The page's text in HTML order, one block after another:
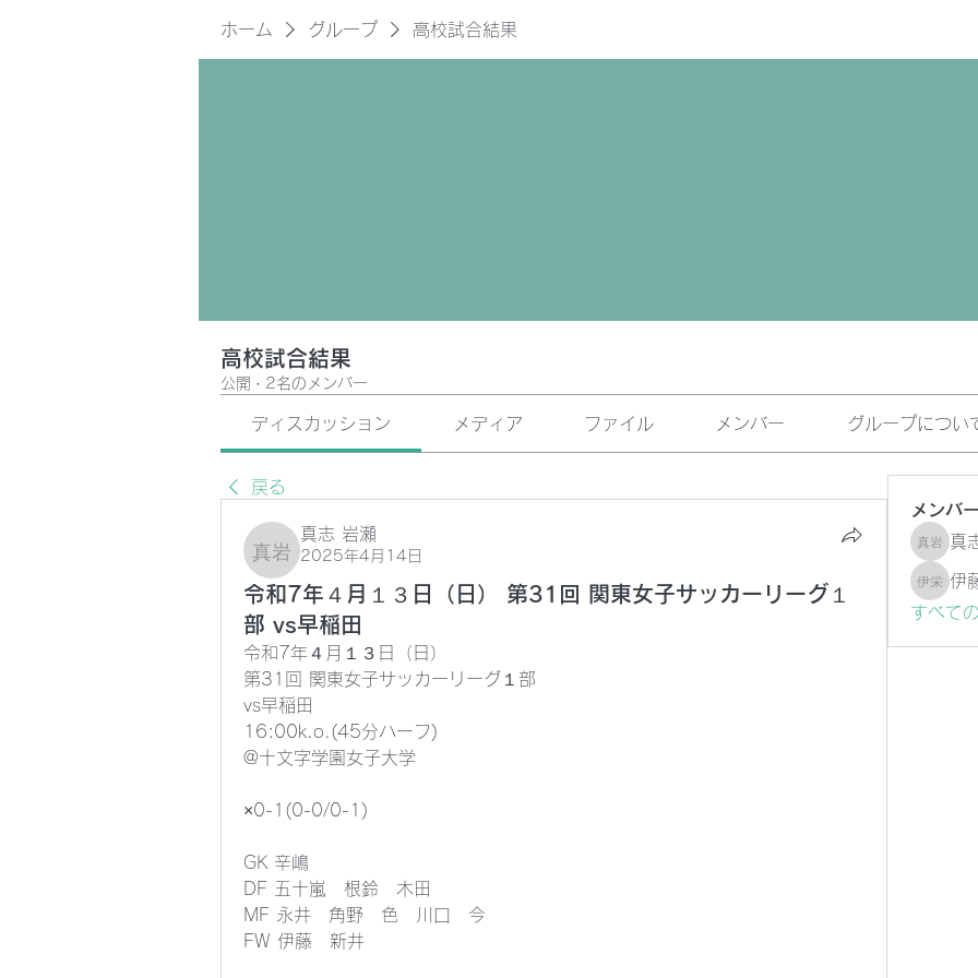
ホーム グループ 高校試合結果
高校試合結果
公開 · 2名のメンバー
ディスカッション メディア ファイル メンバー グループについ
戻る
真志 岩瀬
真志 岩瀬
2025年4月14日
令和7年４月１３日（日） 第31回 関東女子サッカーリーグ１
部 vs早稲田
令和7年４月１３日（日）
第31回 関東女子サッカーリーグ１部
vs早稲田
16:00k.o.(45分ハーフ)
@十文字学園女子大学
×0-1(0-0/0-1)
GK 辛嶋
DF 五十嵐　根鈴　木田
MF 永井　角野　色　川口　今
FW 伊藤　新井
メンバー
真志 岩
真
伊藤 栄
伊
すべて